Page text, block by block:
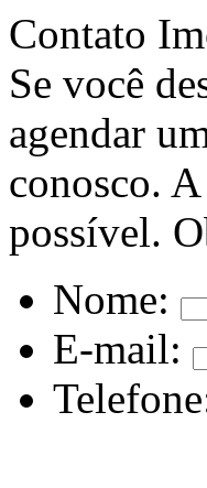
Contato
Se você
agendar
conosco.
possível.
Nome:
E-mail: